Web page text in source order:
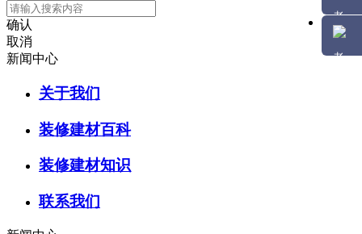
确认
取消
新闻中心
关于我们
装修建材百科
装修建材知识
联系我们